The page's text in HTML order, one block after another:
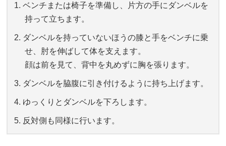
ベンチまたは椅子を準備し、片方の手にダンベルを
持って立ちます。
ダンベルを持っていないほうの膝と手をベンチに乗
せ、肘を伸ばして体を支えます。
顔は前を見て、背中を丸めずに胸を張ります。
ダンベルを脇腹に引き付けるように持ち上げます。
ゆっくりとダンベルを下ろします。
反対側も同様に行います。